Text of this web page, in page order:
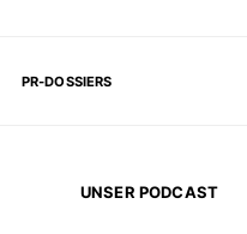
PR-DOSSIERS
UNSER PODCAST